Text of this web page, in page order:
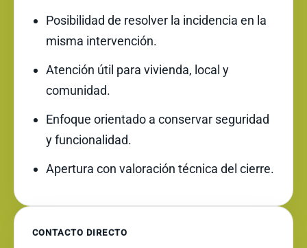
Posibilidad de resolver la incidencia en la
misma intervención.
Atención útil para vivienda, local y
comunidad.
Enfoque orientado a conservar seguridad
y funcionalidad.
Apertura con valoración técnica del cierre.
CONTACTO DIRECTO